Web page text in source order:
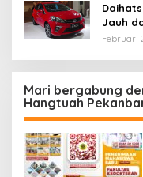
Jauh
Februari
Mari bergabung
Hangtuah